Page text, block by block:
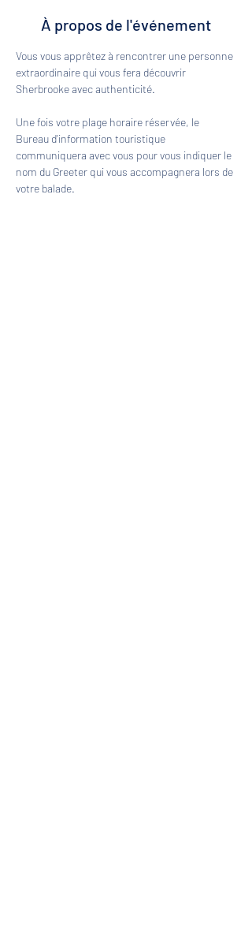
À propos de l'événement
Vous vous apprêtez à rencontrer une personne
extraordinaire qui vous fera découvrir
Sherbrooke avec authenticité.
Une fois votre plage horaire réservée, le
Bureau d'information touristique
communiquera avec vous pour vous indiquer le
nom du Greeter qui vous accompagnera lors de
votre balade.